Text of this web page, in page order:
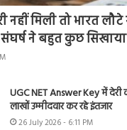
नहीं मिली तो भारत
ने बहुत कुछ सिखाया
UGC NET Answer Key में
लाखों उम्मीदवार कर रहे इंतजार
26 July 2026 - 6:11 PM